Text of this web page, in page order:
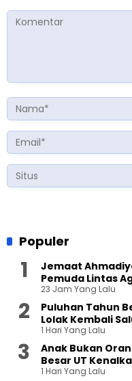
Populer
Jemaat
Pemuda Lintas
23 Jam Yang Lalu
Puluhan Tahun
Lolak Kembali
1 Hari Yang Lalu
Anak Bukan
Besar UT
1 Hari Yang Lalu